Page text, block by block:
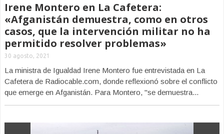
Irene Montero en La Cafetera:
«Afganistán demuestra, como en otros
casos, que la intervención militar no ha
permitido resolver problemas»
30 agosto, 2021
La ministra de Igualdad Irene Montero fue entrevistada en La
Cafetera de Radiocable.com, donde reflexionó sobre el conflicto
que emerge en Afganistán. Para Montero, "se demuestra...